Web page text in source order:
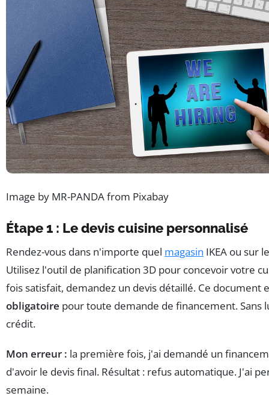
Image by MR-PANDA from Pixabay
Étape 1 : Le devis cuisine personnalisé
Rendez-vous dans n'importe quel magasin IKEA ou sur
Utilisez l'outil de planification 3D pour concevoir votre
fois satisfait, demandez un devis détaillé. Ce document
obligatoire pour toute demande de financement. Sans
crédit.
Mon erreur : la première fois, j'ai demandé un
d'avoir le devis final. Résultat : refus automatique. J'ai
semaine.